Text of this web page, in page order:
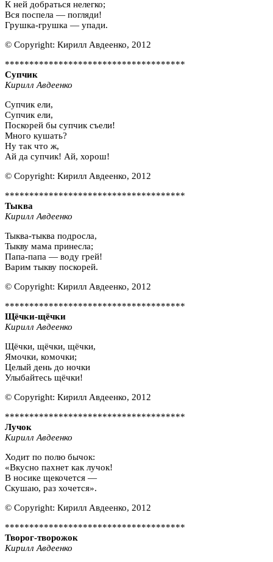
К ней добраться нелегко;
Вся поспела — погляди!
Грушка-грушка — упади.
© Copyright: Кирилл Авдеенко, 2012
*************************************
Супчик
Кирилл Авдеенко
Супчик ели,
Супчик ели,
Поскорей бы супчик съели!
Много кушать?
Ну так что ж,
Ай да супчик! Ай, хорош!
© Copyright: Кирилл Авдеенко, 2012
*************************************
Тыква
Кирилл Авдеенко
Тыква-тыква подросла,
Тыкву мама принесла;
Папа-папа — воду грей!
Варим тыкву поскорей.
© Copyright: Кирилл Авдеенко, 2012
*************************************
Щёчки-щёчки
Кирилл Авдеенко
Щёчки, щёчки, щёчки,
Ямочки, комочки;
Целый день до ночки
Улыбайтесь щёчки!
© Copyright: Кирилл Авдеенко, 2012
*************************************
Лучок
Кирилл Авдеенко
Ходит по полю бычок:
«Вкусно пахнет как лучок!
В носике щекочется —
Скушаю, раз хочется».
© Copyright: Кирилл Авдеенко, 2012
*************************************
Творог-творожок
Кирилл Авдеенко